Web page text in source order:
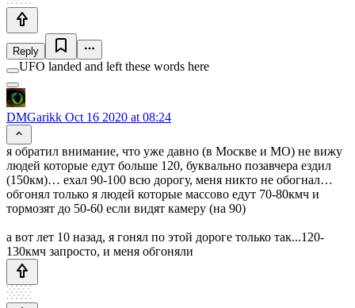
Reply
UFO landed and left these words here
DMGarikk Oct 16 2020 at 08:24
я обратил внимание, что уже давно (в Москве и МО) не вижу
людей которые едут больше 120, буквально позавчера ездил
(150км)… ехал 90-100 всю дорогу, меня никто не обогнал…
обгонял только я людей которые массово едут 70-80кмч и
тормозят до 50-60 если видят камеру (на 90)
а вот лет 10 назад, я гонял по этой дороге только так...120-
130кмч запросто, и меня обгоняли